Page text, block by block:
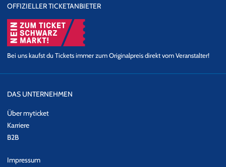
Wer Informationen über aktuelle Tour-Daten von THEO JUNIOR
erhalten möchte, meldet sich einfach zu unserem
OFFIZIELLER TICKETANBIETER
Bei uns kaufst du Tickets immer zum Originalpreis direkt vom Veranstalter!
DAS UNTERNEHMEN
Über myticket
Karriere
B2B
Impressum